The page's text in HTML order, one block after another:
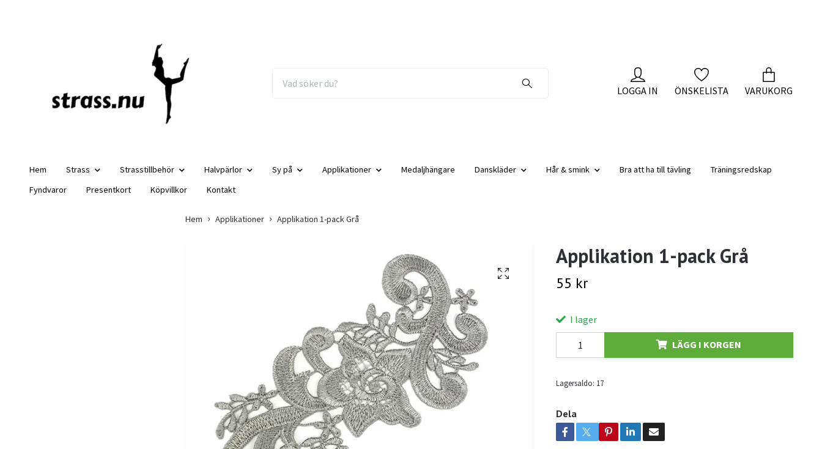
LOGGA IN ÖNSKELISTA VARUKORG
Hem Strass Strasstillbehör Halvpärlor Sy på Applikationer Medaljhängare Danskläder Hår & smink Bra att ha till tävling
Träningsredskap
Fyndvaror
Presentkort Köpvillkor Kontakt
Hem Applikationer Applikation 1-pack Grå
Applikation 1-pack Grå
55 kr
I lager
LÄGG I KORGEN
Lagersaldo: 17
Dela